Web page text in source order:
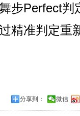
步Perfect判
精准判定重
分享到：
微信